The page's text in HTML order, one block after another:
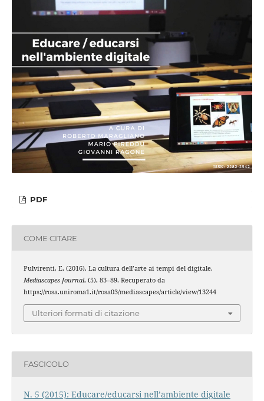
PDF
COME CITARE
Pulvirenti, E. (2016). La cultura dell’arte ai tempi del digitale.
Mediascapes Journal, (5), 83–89. Recuperato da
https://rosa.uniroma1.it/rosa03/mediascapes/article/view/13244
Ulteriori formati di citazione
FASCICOLO
N. 5 (2015): Educare/educarsi nell’ambiente digitale